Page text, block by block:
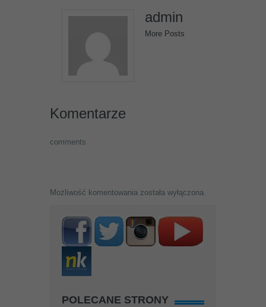
admin
More Posts
Komentarze
comments
Możliwość komentowania została wyłączona.
POLECANE STRONY